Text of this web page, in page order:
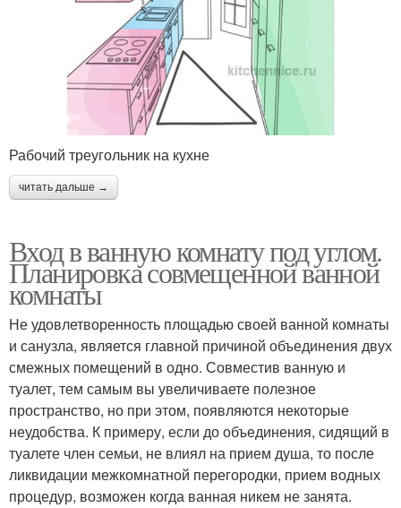
Рабочий треугольник на кухне
читать дальше →
Вход в ванную комнату под углом.
Планировка совмещенной ванной
комнаты
Не удовлетворенность площадью своей ванной комнаты
и санузла, является главной причиной объединения двух
смежных помещений в одно. Совместив ванную и
туалет, тем самым вы увеличиваете полезное
пространство, но при этом, появляются некоторые
неудобства. К примеру, если до объединения, сидящий в
туалете член семьи, не влиял на прием душа, то после
ликвидации межкомнатной перегородки, прием водных
процедур, возможен когда ванная никем не занята.